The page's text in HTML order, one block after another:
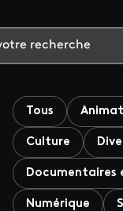
Tous
Culture
Documentaires
Numérique